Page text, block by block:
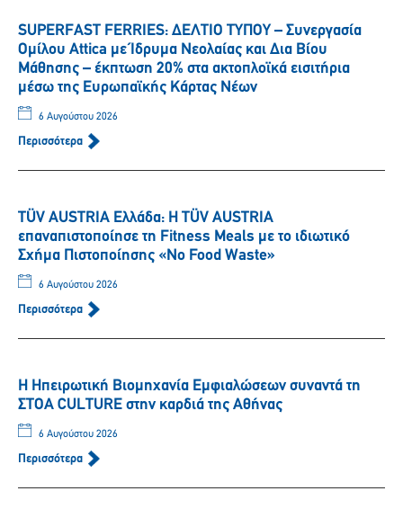
SUPERFAST FERRIES: ΔΕΛΤΙΟ ΤΥΠΟΥ – Συνεργασία
Ομίλου Attica με Ίδρυμα Νεολαίας και Δια Βίου
Μάθησης – έκπτωση 20% στα ακτοπλοϊκά εισιτήρια
μέσω της Ευρωπαϊκής Κάρτας Νέων
6 Αυγούστου 2026
Περισσότερα
TÜV AUSTRIA Ελλάδα: Η TÜV AUSTRIA
επαναπιστοποίησε τη Fitness Meals με το ιδιωτικό
Σχήμα Πιστοποίησης «No Food Waste»
6 Αυγούστου 2026
Περισσότερα
Η Ηπειρωτική Βιομηχανία Εμφιαλώσεων συναντά τη
ΣΤΟΑ CULTURE στην καρδιά της Αθήνας
6 Αυγούστου 2026
Περισσότερα